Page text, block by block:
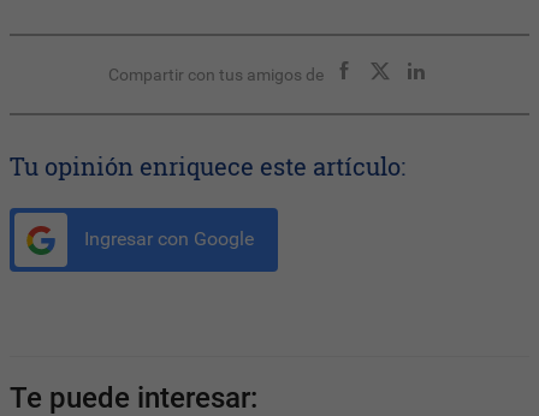
Compartir con tus amigos de
Tu opinión enriquece este artículo:
Ingresar con Google
Te puede interesar: